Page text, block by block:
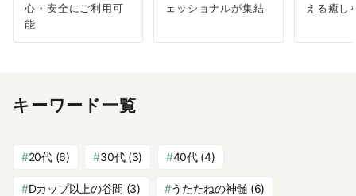
心・安全にご利用可
能
ェッショナルが集結
える癒し
キーワード一覧
20代(6) 30代(3) 40代(4)
Dカップ以上の谷間 (3) うたたねの神髄 (6)